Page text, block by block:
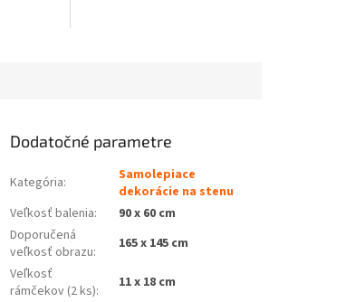
Dodatočné parametre
Kategória:
Samolepiace
dekorácie na stenu
Veľkosť balenia:
90 x 60 cm
Doporučená
veľkosť obrazu:
165 x 145 cm
Veľkosť
rámčekov (2 ks):
11 x 18 cm